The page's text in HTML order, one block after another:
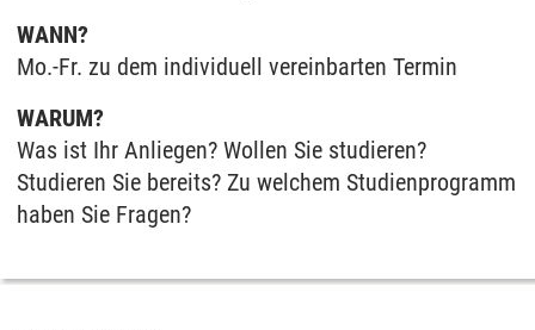
WANN?
Mo.-Fr. zu dem individuell vereinbarten Termin
WARUM?
Was ist Ihr Anliegen? Wollen Sie studieren?
Studieren Sie bereits? Zu welchem Studienprogramm
haben Sie Fragen?